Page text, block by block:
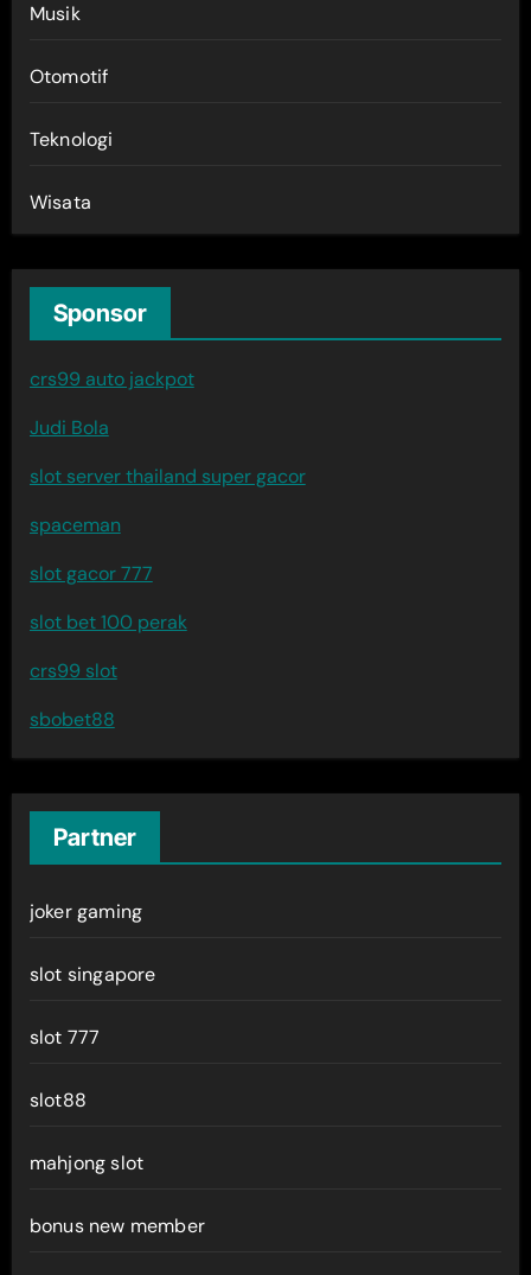
Musik
Otomotif
Teknologi
Wisata
Sponsor
crs99 auto jackpot
Judi Bola
slot server thailand super gacor
spaceman
slot gacor 777
slot bet 100 perak
crs99 slot
sbobet88
Partner
joker gaming
slot singapore
slot 777
slot88
mahjong slot
bonus new member